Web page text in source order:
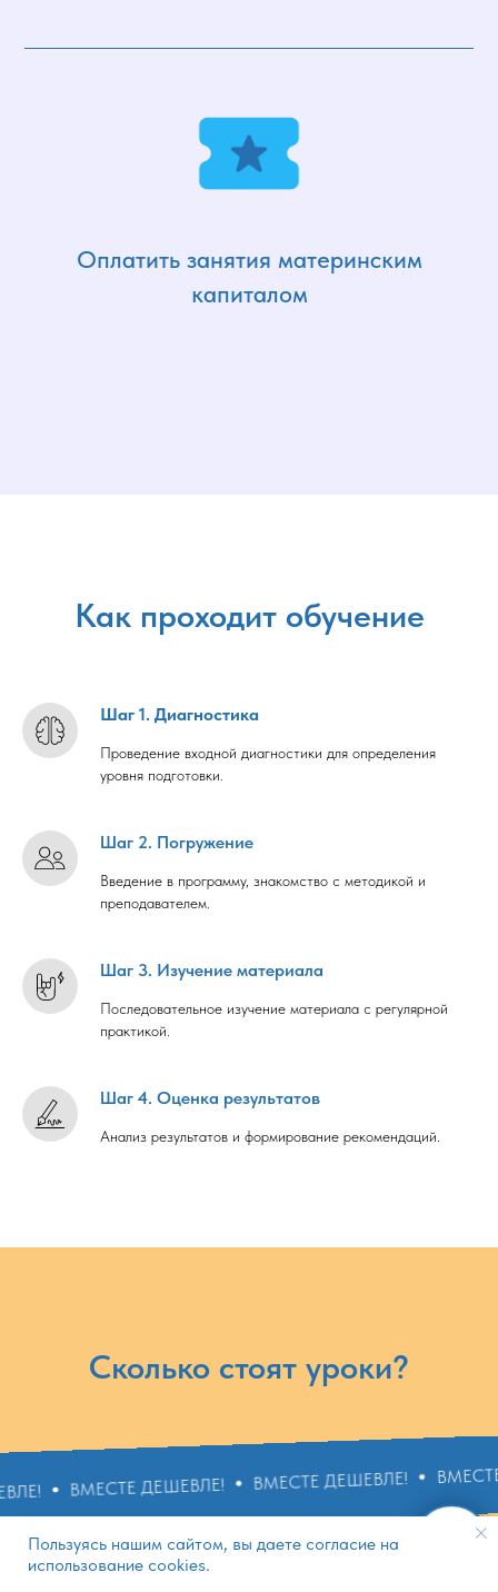
Оплатить занятия материнским
капиталом
Как проходит обучение
Шаг 1. Диагностика
Проведение входной диагностики для определения
уровня подготовки.
Шаг 2. Погружение
Введение в программу, знакомство с методикой и
преподавателем.
Шаг 3. Изучение материала
Последовательное изучение материала с регулярной
практикой.
Шаг 4. Оценка результатов
Анализ результатов и формирование рекомендаций.
Сколько стоят уроки?
ДЕШЕВЛЕ! ВМЕСТЕ ДЕШЕВЛЕ! ВМЕСТЕ ДЕШЕВЛЕ!
Пользуясь нашим сайтом, вы даете согласие на
использование cookies.